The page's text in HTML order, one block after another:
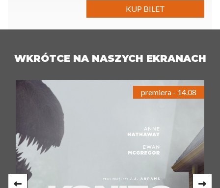
KUP BILET
WKRÓTCE NA NASZYCH EKRANACH
premiera - 14.08